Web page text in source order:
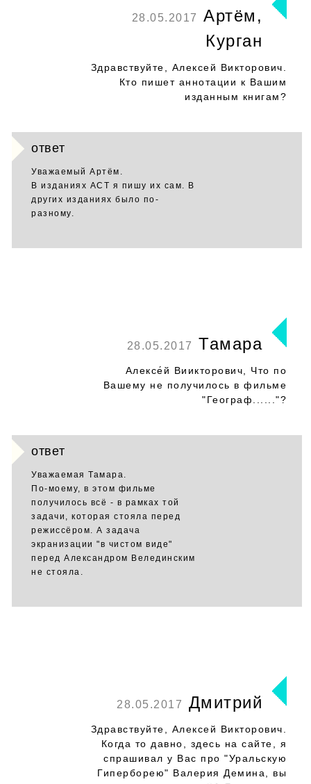
28.05.2017
Артём,
Курган
Здравствуйте, Алексей Викторович.
Кто пишет аннотации к Вашим
изданным книгам?
ответ
Уважаемый Артём.
В изданиях АСТ я пишу их сам. В
других изданиях было по-
разному.
28.05.2017 Тамара
Алексе́й Виикторович, Что по
Вашему не получилось в фильме
"Географ......"?
ответ
Уважаемая Тамара.
По-моему, в этом фильме
получилось всё - в рамках той
задачи, которая стояла перед
режиссёром. А задача
экранизации "в чистом виде"
перед Александром Велединским
не стояла.
28.05.2017 Дмитрий
Здравствуйте, Алексей Викторович.
Когда то давно, здесь на сайте, я
спрашивал у Вас про "Уральскую
Гиперборею" Валерия Демина, вы